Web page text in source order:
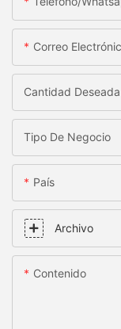
Correo
Cantidad
Tipo De Negocio
País
Archivo
Contenido